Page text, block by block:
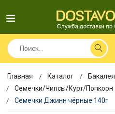
Главная Каталог
Бакалея
Семечки/Чипсы/Курт/Попкорн
Семечки Джинн чёрные 140г